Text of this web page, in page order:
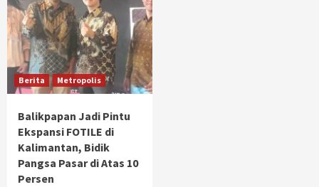
Berita Metropolis
Balikpapan Jadi Pintu
Ekspansi FOTILE di
Kalimantan, Bidik
Pangsa Pasar di Atas 10
Persen